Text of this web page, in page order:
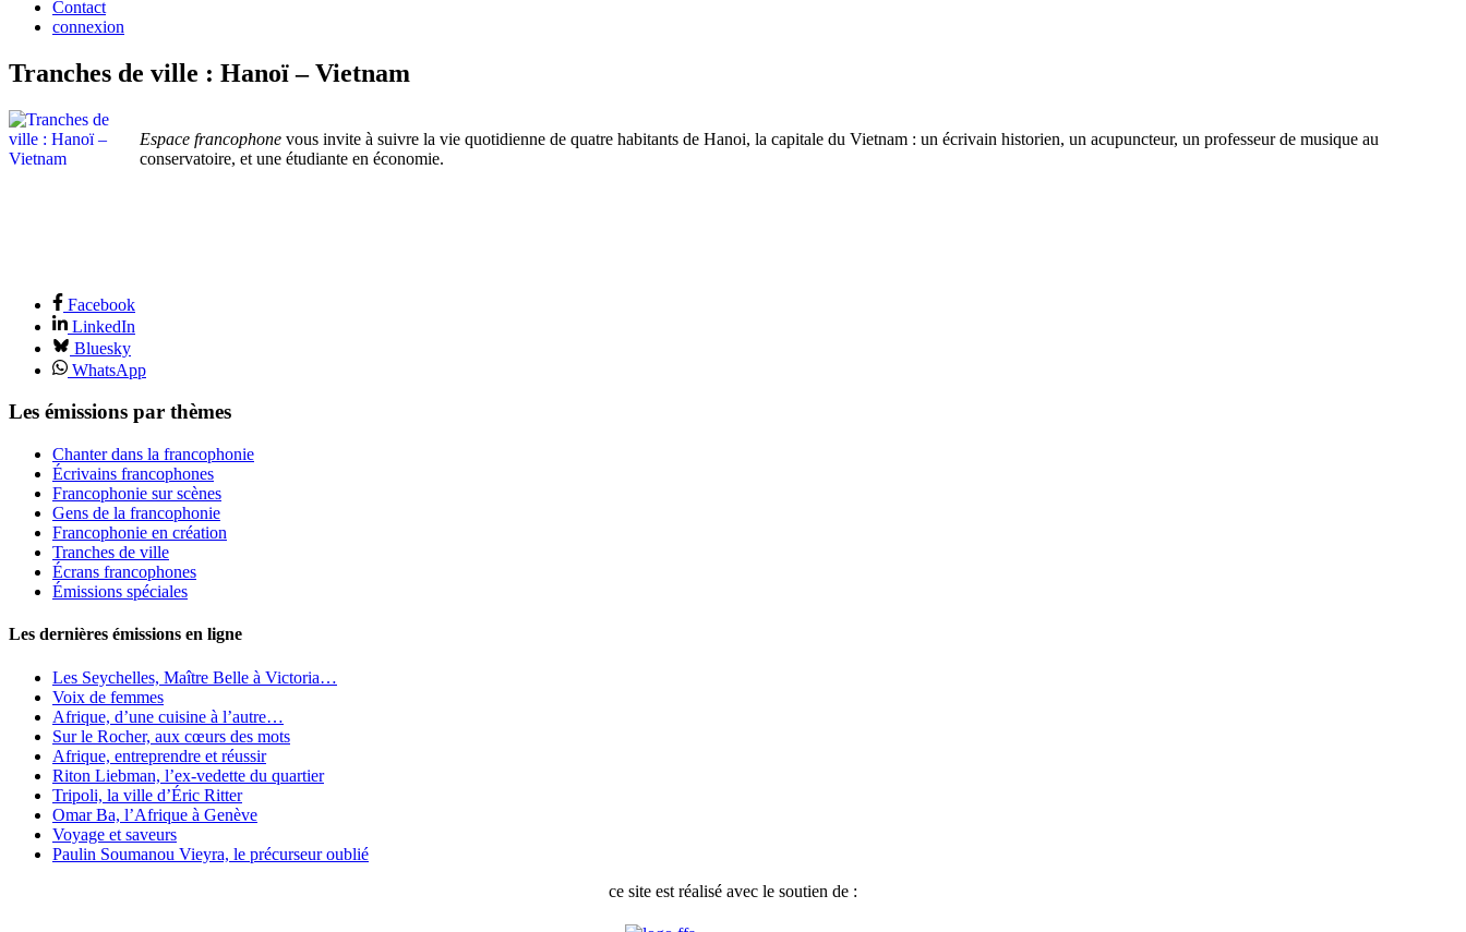
Contact
connexion
Tranches de ville : Hanoï – Vietnam
Espace francophone vous invite à suivre la vie quotidienne de quatre habitants de Hanoi, la capitale du Vietnam : un écrivain historien, un acupuncteur, un professeur de musique au
conservatoire, et une étudiante en économie.
Facebook
LinkedIn
Bluesky
WhatsApp
Les émissions par thèmes
Chanter dans la francophonie
Écrivains francophones
Francophonie sur scènes
Gens de la francophonie
Francophonie en création
Tranches de ville
Écrans francophones
Émissions spéciales
Les dernières émissions en ligne
Les Seychelles, Maître Belle à Victoria…
Voix de femmes
Afrique, d’une cuisine à l’autre…
Sur le Rocher, aux cœurs des mots
Afrique, entreprendre et réussir
Riton Liebman, l’ex-vedette du quartier
Tripoli, la ville d’Éric Ritter
Omar Ba, l’Afrique à Genève
Voyage et saveurs
Paulin Soumanou Vieyra, le précurseur oublié
ce site est réalisé avec le soutien de :